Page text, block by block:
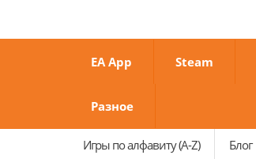
EA App Steam
Разное
Игры по алфавиту (A-Z) Блог